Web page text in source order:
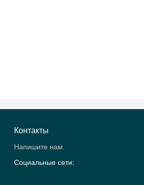
Контакты
Напишите нам
Социальные сети: